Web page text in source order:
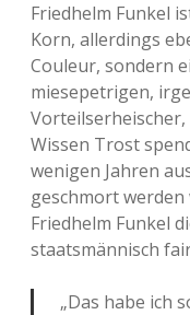
Friedhelm Funkel
Korn, allerdings
Couleur, sondern
miesepetrigen,
Vorteilserheischer,
Wissen Trost
wenigen Jahren
geschmort
Friedhelm Funkel
staatsmännisch
„Das habe ich